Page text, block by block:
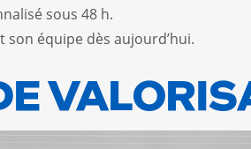
sous 48 h.
son équipe dès aujourd’hui.